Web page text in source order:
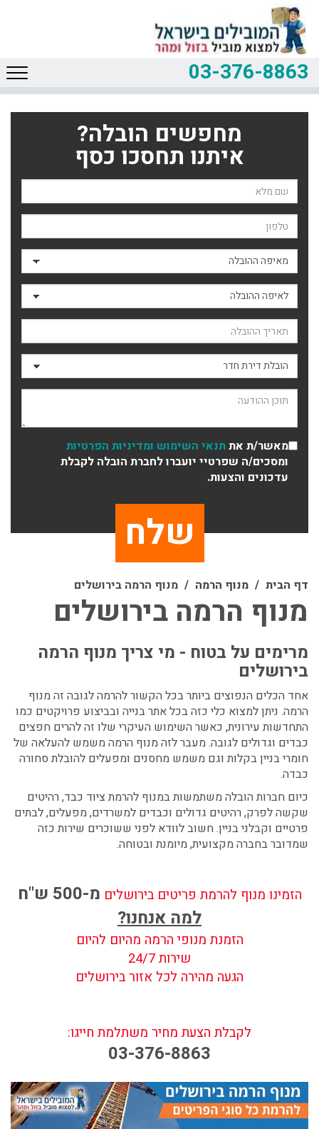
03-376-8863
מחפשים הובלה?
איתנו תחסכו כסף
שם השולח
טלפון
מאיפה ההובלה
לאיפה ההובלה
תאריך ההובלה
סוג ההובלה
תוכן ההודעה
מאשר/ת אתתנאי השימוש ומדיניות הפרטיות
ומסכים/ה שפרטיי יועברו לחברת הובלה לקבלת
עדכונים והצעות.
דף הבית מנוף הרמה מנוף הרמה בירושלים
מנוף הרמה בירושלים
מרימים על בטוח - מי צריך מנוף הרמה
בירושלים
אחד הכלים הנפוצים ביותר בכל הקשור להרמה לגובה זה מנוף
הרמה. ניתן למצוא כלי כזה בכל אתר בנייה ובביצוע פרויקטים כמו
התחדשות עירונית, כאשר השימוש העיקרי שלו זה להרים חפצים
כבדים וגדולים לגובה. מעבר לזה מנוף הרמה משמש להעלאה של
חומרי בניין בקלות וגם משמש מחסנים ומפעלים להובלת סחורה
כבדה.
כיום חברות הובלה משתמשות במנוף להרמת ציוד כבד, רהיטים
שקשה לפרק, רהיטים גדולים וכבדים למשרדים, מפעלים, לבתים
פרטיים וקבלני בניין. חשוב לוודא לפני ששוכרים שירות כזה
שמדובר בחברה מקצועית, מיומנת ובטוחה.
הזמינו מנוף להרמת פריטים בירושלים מ-500 ש"ח
למה אנחנו?
הזמנת מנופי הרמה מהיום להיום
שירות 24/7
הגעה מהירה לכל אזור בירושלים
לקבלת הצעת מחיר משתלמת חייגו:
03-376-8863